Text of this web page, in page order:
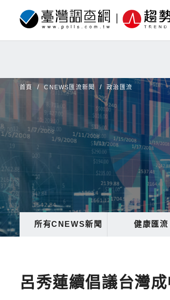
首頁 CNEWS匯流新聞 政治匯流
所有CNEWS新聞 健康匯流
呂秀蓮續倡議台灣